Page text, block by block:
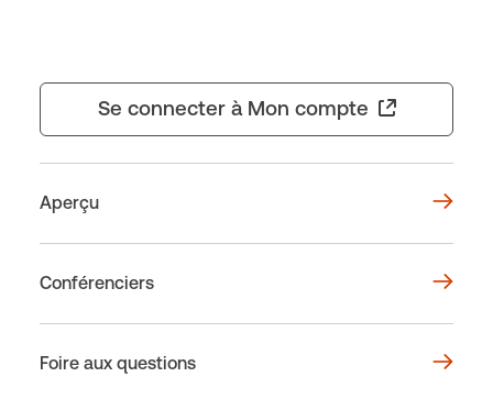
Se connecter à Mon compte
Aperçu
Conférenciers
Foire aux questions